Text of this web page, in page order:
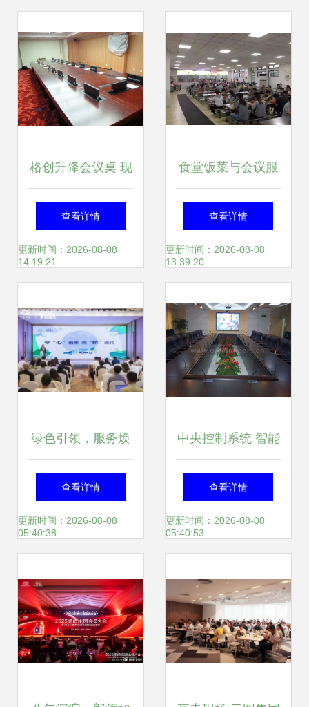
格创升降会议桌 现
代化会议空间的智
能解决方案
查看详情
更新时间：2026-08-08
14:19:21
食堂饭菜与会议服
务 留住员工的味蕾
与归属感
查看详情
更新时间：2026-08-08
13:39:20
绿色引领，服务焕
新 2023灰度环保
品牌升级发布会暨
升级
查看详情
更新时间：2026-08-08
05:40:38
中央控制系统 智能
会议服务的核心引
擎与未来趋势
查看详情
更新时间：2026-08-08
05:40:53